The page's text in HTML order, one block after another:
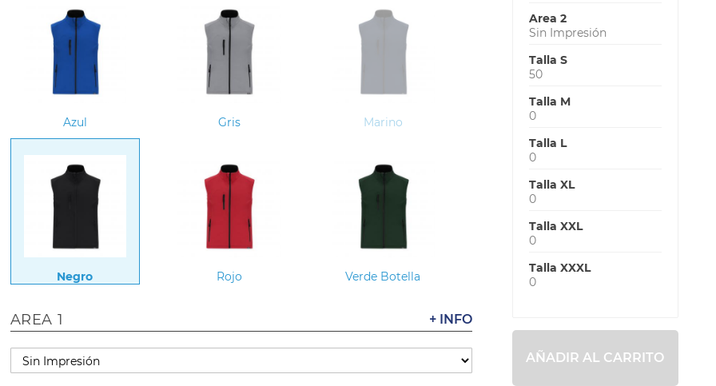
Azul Gris Marino
Negro Rojo Verde Botella
+ INFO
AREA 1
Area 2
Sin Impresión
Talla S
50
Talla M
0
Talla L
0
Talla XL
0
Talla XXL
0
Talla XXXL
0
AÑADIR AL CARRITO